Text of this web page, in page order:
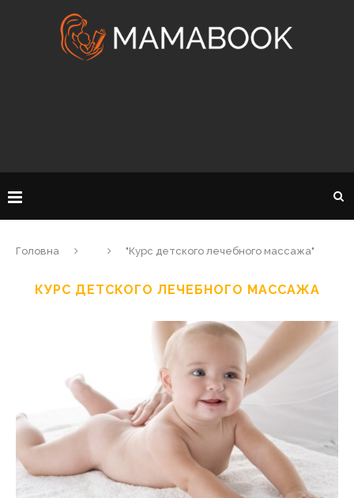
Головна "Курс детского лечебного массажа"
КУРС ДЕТСКОГО ЛЕЧЕБНОГО МАССАЖА